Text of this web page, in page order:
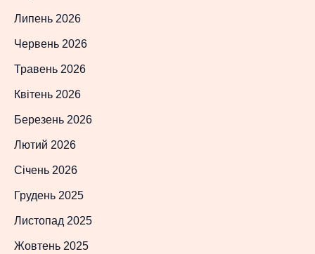
Липень 2026
Червень 2026
Травень 2026
Квітень 2026
Березень 2026
Лютий 2026
Січень 2026
Грудень 2025
Листопад 2025
Жовтень 2025